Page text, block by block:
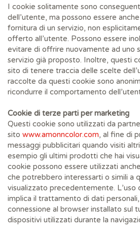
I cookie solitamente sono
dell’utente, ma possono essere
fornitura di un servizio, non
offerto all’utente. Possono essere
evitare di offrire nuovamente ad uno
servizio già proposto. Inoltre, questi
sito di tenere traccia delle scelte
raccolte da questi cookie sono
ricondurre il comportamento
Cookie di terze parti per marketing
Questi cookie sono utilizzati da
sito www.amonncolor.com, al fine di
messaggi pubblicitari quando visiti
esempio gli ultimi prodotti che hai
cookie possono essere utilizzati
che potrebbero interessarti o simili a
visualizzato precedentemente. L’uso
implica il trattamento di dati
connessione al browser installato sul
dispositivi utilizzati durante la